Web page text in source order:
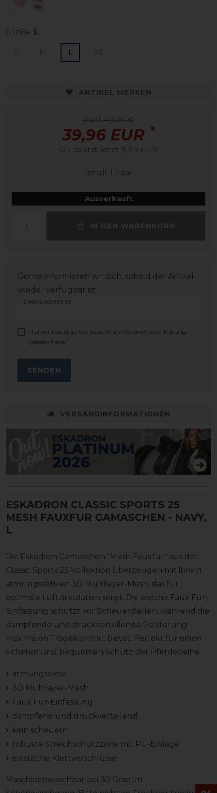
Größe: L
L
ARTIKEL MERKEN
statt 49,95 €
39,96 EUR *
Du sparst jetzt 9,99 EUR
Inhalt 1 Paar
Ausverkauft
IN DEN WARENKORB
Gerne informieren wir dich, sobald der Artikel
wieder verfügbar ist.
E-MAIL-ADRESSE
Hiermit bestätige ich, dass ich die Daten­schutz­erklärung
gelesen habe. *
SENDEN
VERSANDINFORMATIONEN
ESKADRON CLASSIC SPORTS 25
MESH FAUXFUR GAMASCHEN - NAVY,
L
Die Eskadron Gamaschen "Mesh Fauxfur" aus der
Classic Sports 25 Kollektion überzeugen mit ihrem
atmungsaktiven 3D Multilayer-Mesh, das für
optimale Luftzirkulation sorgt. Die weiche Faux Fur-
Einfassung schützt vor Scheuerstellen, während die
dämpfende und druckverteilende Polsterung
maximalen Tragekomfort bietet. Perfekt für einen
sicheren und bequemen Schutz der Pferdebeine.
atmungsaktiv
3D Multilayer-Mesh
Faux Fur-Einfassung
dämpfend und druckverteilend
kein scheuern
robuste Streichschutzzone mit PU-Einlage
elastische Klettverschlüsse
Maschinenwaschbar bei 30 Grad im